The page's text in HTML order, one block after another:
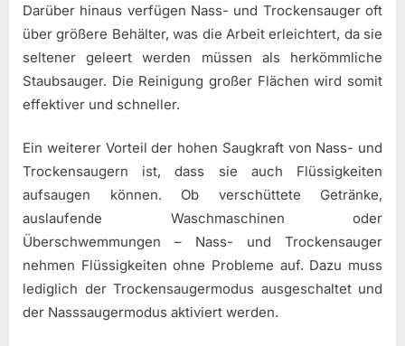
Darüber hinaus verfügen Nass- und Trockensauger oft
über größere Behälter, was die Arbeit erleichtert, da sie
seltener geleert werden müssen als herkömmliche
Staubsauger. Die Reinigung großer Flächen wird somit
effektiver und schneller.
Ein weiterer Vorteil der hohen Saugkraft von Nass- und
Trockensaugern ist, dass sie auch Flüssigkeiten
aufsaugen können. Ob verschüttete Getränke,
auslaufende Waschmaschinen oder
Überschwemmungen – Nass- und Trockensauger
nehmen Flüssigkeiten ohne Probleme auf. Dazu muss
lediglich der Trockensaugermodus ausgeschaltet und
der Nasssaugermodus aktiviert werden.